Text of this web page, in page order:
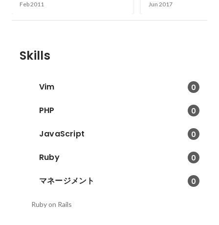
Feb 2011 Jun 2017
Skills
Vim 0
PHP 0
JavaScript 0
Ruby 0
マネージメント 0
Ruby on Rails